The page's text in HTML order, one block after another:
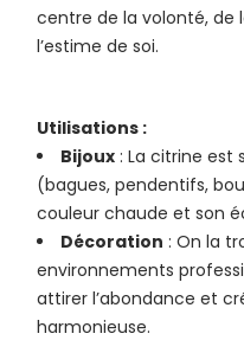
centre de la volonté, de
l’estime de soi.
Utilisations :
Bijoux : La citrine est
(bagues, pendentifs,
couleur chaude et son
Décoration : On la
environnements
attirer l’abondance et
harmonieuse.